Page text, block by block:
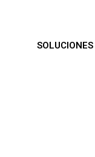
SOLUCIONES